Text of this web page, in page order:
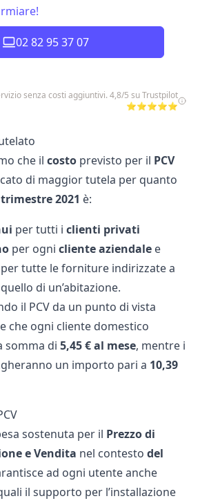
02 82 95 37 07
senza costi aggiuntivi. 4,8/5 su Trustpilot
⭐⭐⭐⭐⭐
che il costo previsto per il PCV
di maggior tutela per quanto
2021 è:
per tutti i clienti privati
per ogni cliente aziendale e
tutte le forniture indirizzate a
di un’abitazione.
il PCV da un punto di vista
che ogni cliente domestico
somma di 5,45 € al mese, mentre i
un importo pari a 10,39
sostenuta per il Prezzo di
e Vendita nel contesto del
ad ogni utente anche
il supporto per l’installazione